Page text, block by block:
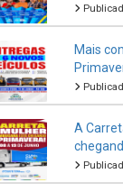
Mais
A